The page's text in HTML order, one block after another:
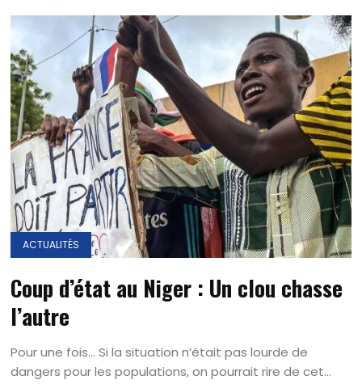
ACTUALITÉS
Coup d’état au Niger : Un clou chasse
l’autre
Pour une fois… Si la situation n’était pas lourde de
dangers pour les populations, on pourrait rire de cet...